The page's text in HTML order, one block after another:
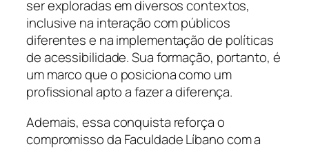
ser exploradas em diversos contextos,
inclusive na interação com públicos
diferentes e na implementação de políticas
de acessibilidade. Sua formação, portanto, é
um marco que o posiciona como um
profissional apto a fazer a diferença.
Ademais, essa conquista reforça o
compromisso da Faculdade Líbano com a